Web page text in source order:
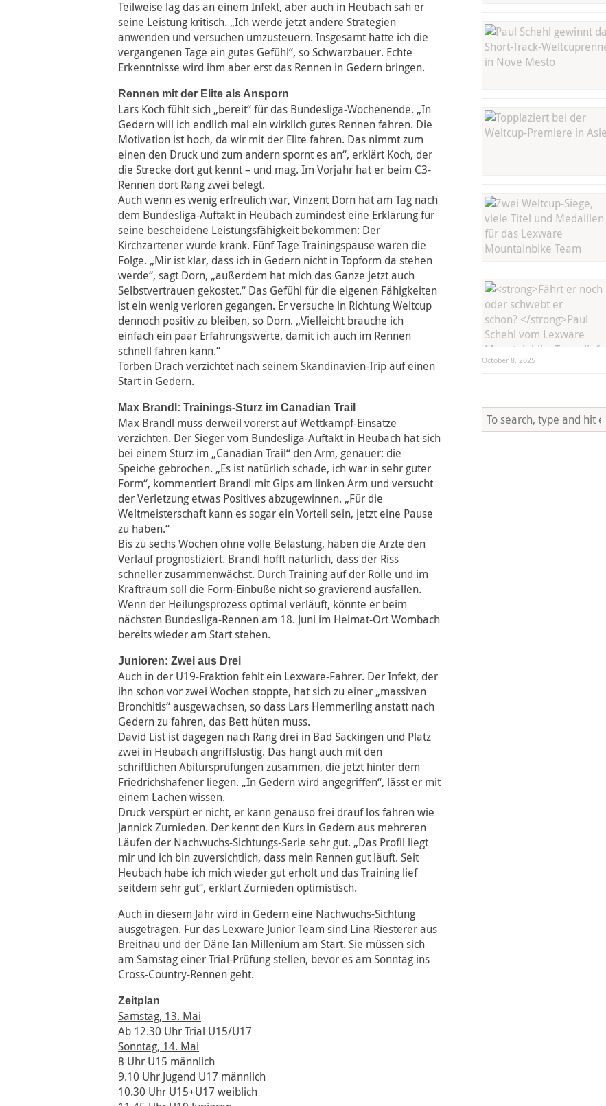
Teilweise lag das an einem Infekt, aber auch in Heubach sah er
seine Leistung kritisch. „Ich werde jetzt andere Strategien
anwenden und versuchen umzusteuern. Insgesamt hatte ich die
vergangenen Tage ein gutes Gefühl“, so Schwarzbauer. Echte
Erkenntnisse wird ihm aber erst das Rennen in Gedern bringen.
Rennen mit der Elite als Ansporn
Lars Koch fühlt sich „bereit“ für das Bundesliga-Wochenende. „In
Gedern will ich endlich mal ein wirklich gutes Rennen fahren. Die
Motivation ist hoch, da wir mit der Elite fahren. Das nimmt zum
einen den Druck und zum andern spornt es an“, erklärt Koch, der
die Strecke dort gut kennt – und mag. Im Vorjahr hat er beim C3-
Rennen dort Rang zwei belegt.
Auch wenn es wenig erfreulich war, Vinzent Dorn hat am Tag nach
dem Bundesliga-Auftakt in Heubach zumindest eine Erklärung für
seine bescheidene Leistungsfähigkeit bekommen: Der
Kirchzartener wurde krank. Fünf Tage Trainingspause waren die
Folge. „Mir ist klar, dass ich in Gedern nicht in Topform da stehen
werde“, sagt Dorn, „außerdem hat mich das Ganze jetzt auch
Selbstvertrauen gekostet.“ Das Gefühl für die eigenen Fähigkeiten
ist ein wenig verloren gegangen. Er versuche in Richtung Weltcup
dennoch positiv zu bleiben, so Dorn. „Vielleicht brauche ich
einfach ein paar Erfahrungswerte, damit ich auch im Rennen
schnell fahren kann.“
Torben Drach verzichtet nach seinem Skandinavien-Trip auf einen
Start in Gedern.
Max Brandl: Trainings-Sturz im Canadian Trail
Max Brandl muss derweil vorerst auf Wettkampf-Einsätze
verzichten. Der Sieger vom Bundesliga-Auftakt in Heubach hat sich
bei einem Sturz im „Canadian Trail“ den Arm, genauer: die
Speiche gebrochen. „Es ist natürlich schade, ich war in sehr guter
Form“, kommentiert Brandl mit Gips am linken Arm und versucht
der Verletzung etwas Positives abzugewinnen. „Für die
Weltmeisterschaft kann es sogar ein Vorteil sein, jetzt eine Pause
zu haben.“
Bis zu sechs Wochen ohne volle Belastung, haben die Ärzte den
Verlauf prognostiziert. Brandl hofft natürlich, dass der Riss
schneller zusammenwächst. Durch Training auf der Rolle und im
Kraftraum soll die Form-Einbuße nicht so gravierend ausfallen.
Wenn der Heilungsprozess optimal verläuft, könnte er beim
nächsten Bundesliga-Rennen am 18. Juni im Heimat-Ort Wombach
bereits wieder am Start stehen.
Junioren: Zwei aus Drei
Auch in der U19-Fraktion fehlt ein Lexware-Fahrer. Der Infekt, der
ihn schon vor zwei Wochen stoppte, hat sich zu einer „massiven
Bronchitis“ ausgewachsen, so dass Lars Hemmerling anstatt nach
Gedern zu fahren, das Bett hüten muss.
David List ist dagegen nach Rang drei in Bad Säckingen und Platz
zwei in Heubach angriffslustig. Das hängt auch mit den
schriftlichen Abitursprüfungen zusammen, die jetzt hinter dem
Friedrichshafener liegen. „In Gedern wird angegriffen“, lässt er mit
einem Lachen wissen.
Druck verspürt er nicht, er kann genauso frei drauf los fahren wie
Jannick Zurnieden. Der kennt den Kurs in Gedern aus mehreren
Läufen der Nachwuchs-Sichtungs-Serie sehr gut. „Das Profil liegt
mir und ich bin zuversichtlich, dass mein Rennen gut läuft. Seit
Heubach habe ich mich wieder gut erholt und das Training lief
seitdem sehr gut“, erklärt Zurnieden optimistisch.
Auch in diesem Jahr wird in Gedern eine Nachwuchs-Sichtung
ausgetragen. Für das Lexware Junior Team sind Lina Riesterer aus
Breitnau und der Däne Ian Millenium am Start. Sie müssen sich
am Samstag einer Trial-Prüfung stellen, bevor es am Sonntag ins
Cross-Country-Rennen geht.
Zeitplan
Samstag, 13. Mai
Ab 12.30 Uhr Trial U15/U17
Sonntag, 14. Mai
8 Uhr U15 männlich
9.10 Uhr Jugend U17 männlich
10.30 Uhr U15+U17 weiblich
October 8, 2025